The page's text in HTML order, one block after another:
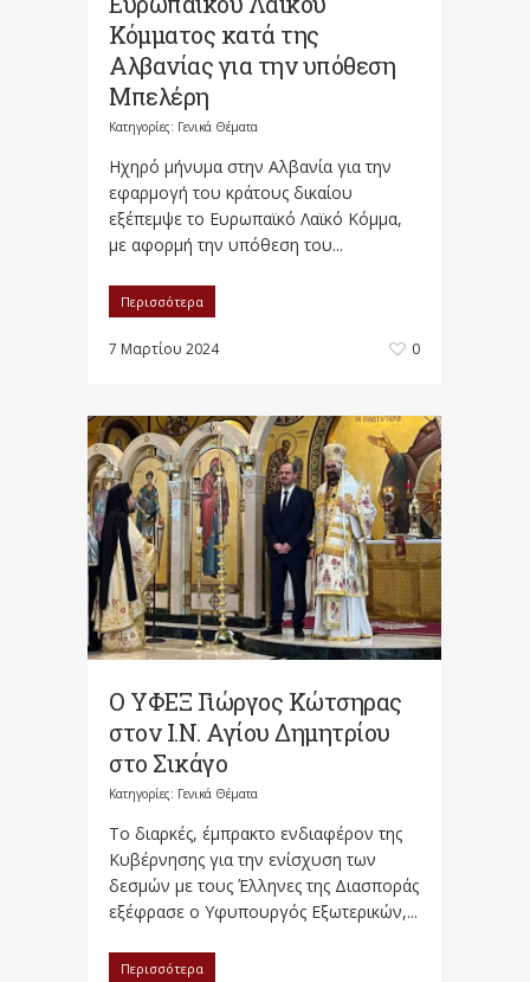
Κόμματος κατά της
Αλβανίας για την υπόθεση
Μπελέρη
Κατηγορίες: Γενικά Θέματα
Ηχηρό μήνυμα στην Αλβανία για την
εφαρμογή του κράτους δικαίου
εξέπεμψε το Ευρωπαϊκό Λαϊκό Κόμμα,
με αφορμή την υπόθεση του...
Περισσότερα
7 Μαρτίου 2024 0
O ΥΦΕΞ Γιώργος Κώτσηρας
στον Ι.Ν. Αγίου Δημητρίου
στο Σικάγο
Κατηγορίες: Γενικά Θέματα
Το διαρκές, έμπρακτο ενδιαφέρον της
Κυβέρνησης για την ενίσχυση των
δεσμών με τους Έλληνες της Διασποράς
εξέφρασε ο Υφυπουργός Εξωτερικών,...
Περισσότερα